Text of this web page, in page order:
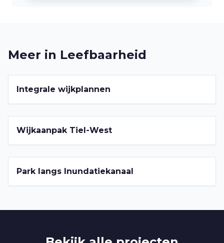
Meer in Leefbaarheid
2022-2026
Integrale wijkplannen
2022-2026
Wijkaanpak Tiel-West
2022-2026
Park langs Inundatiekanaal